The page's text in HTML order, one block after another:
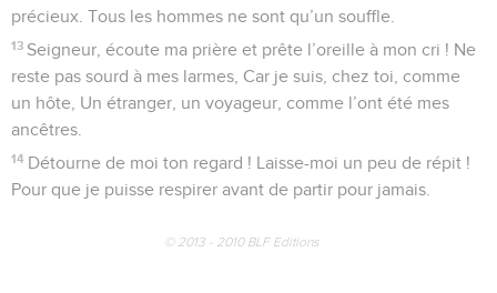
précieux. Tous les hommes ne sont qu’un souffle.
13 Seigneur, écoute ma prière et prête l’oreille à mon cri ! Ne
reste pas sourd à mes larmes, Car je suis, chez toi, comme
un hôte, Un étranger, un voyageur, comme l’ont été mes
ancêtres.
14 Détourne de moi ton regard ! Laisse-moi un peu de répit !
Pour que je puisse respirer avant de partir pour jamais.
© 2013 - 2010 BLF Editions